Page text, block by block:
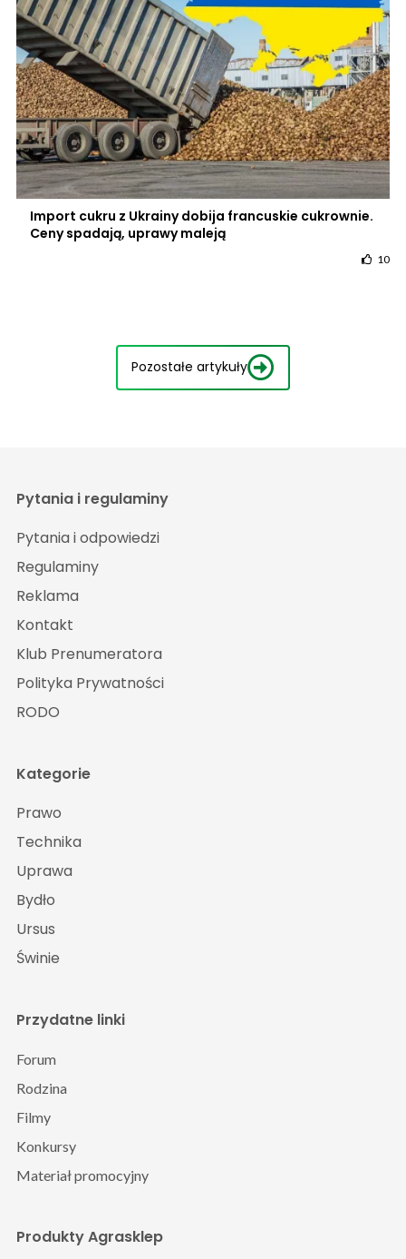
Import cukru z Ukrainy dobija francuskie cukrownie.
Ceny spadają, uprawy maleją
10
Pozostałe artykuły
Pytania i regulaminy
Pytania i odpowiedzi
Regulaminy
Reklama
Kontakt
Klub Prenumeratora
Polityka Prywatności
RODO
Kategorie
Prawo
Technika
Uprawa
Bydło
Ursus
Świnie
Produkty Agrasklep
Przydatne linki
Forum
Rodzina
Filmy
Konkursy
Materiał promocyjny